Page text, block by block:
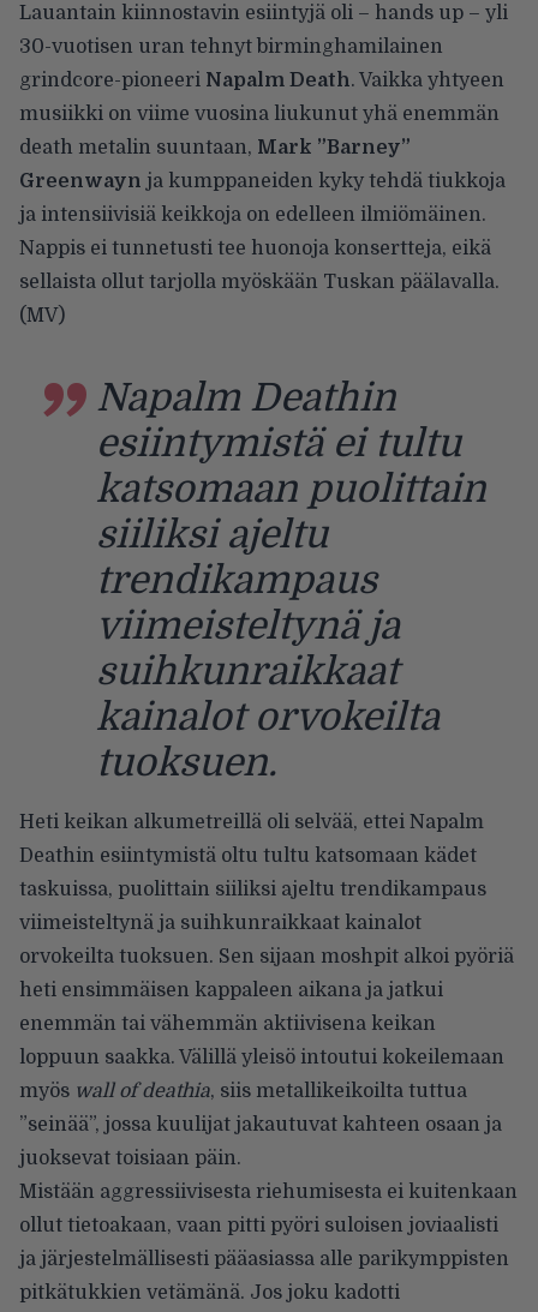
Lauantain kiinnostavin esiintyjä oli – hands up – yli
30-vuotisen uran tehnyt birminghamilainen
grindcore-pioneeri Napalm Death. Vaikka yhtyeen
musiikki on viime vuosina liukunut yhä enemmän
death metalin suuntaan, Mark ”Barney”
Greenwayn ja kumppaneiden kyky tehdä tiukkoja
ja intensiivisiä keikkoja on edelleen ilmiömäinen.
Nappis ei tunnetusti tee huonoja konsertteja, eikä
sellaista ollut tarjolla myöskään Tuskan päälavalla.
(MV)
Napalm Deathin
esiintymistä ei tultu
katsomaan puolittain
siiliksi ajeltu
trendikampaus
viimeisteltynä ja
suihkunraikkaat
kainalot orvokeilta
tuoksuen.
Heti keikan alkumetreillä oli selvää, ettei Napalm
Deathin esiintymistä oltu tultu katsomaan kädet
taskuissa, puolittain siiliksi ajeltu trendikampaus
viimeisteltynä ja suihkunraikkaat kainalot
orvokeilta tuoksuen. Sen sijaan moshpit alkoi pyöriä
heti ensimmäisen kappaleen aikana ja jatkui
enemmän tai vähemmän aktiivisena keikan
loppuun saakka. Välillä yleisö intoutui kokeilemaan
myös wall of deathia, siis metallikeikoilta tuttua
”seinää”, jossa kuulijat jakautuvat kahteen osaan ja
juoksevat toisiaan päin.
Mistään aggressiivisesta riehumisesta ei kuitenkaan
ollut tietoakaan, vaan pitti pyöri suloisen joviaalisti
ja järjestelmällisesti pääasiassa alle parikymppisten
pitkätukkien vetämänä. Jos joku kadotti